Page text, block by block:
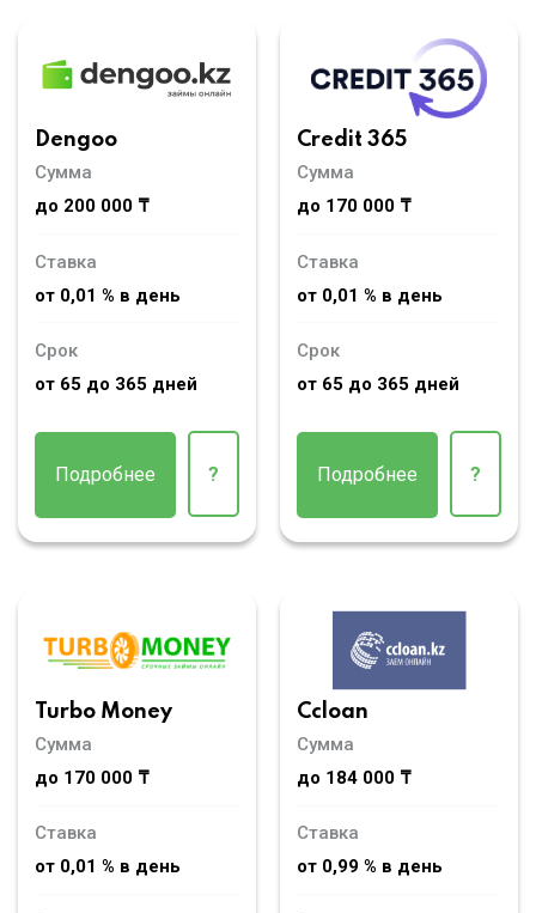
Dengoo
Сумма
до 200 000 ₸
Ставка
от 0,01 % в день
Срок
от 65 до 365 дней
Подробнее ?
Credit 365
Сумма
до 170 000 ₸
Ставка
от 0,01 % в день
Срок
от 65 до 365 дней
Подробнее ?
Turbo Money
Сумма
до 170 000 ₸
Ставка
от 0,01 % в день
Ccloan
Сумма
до 184 000 ₸
Ставка
от 0,99 % в день